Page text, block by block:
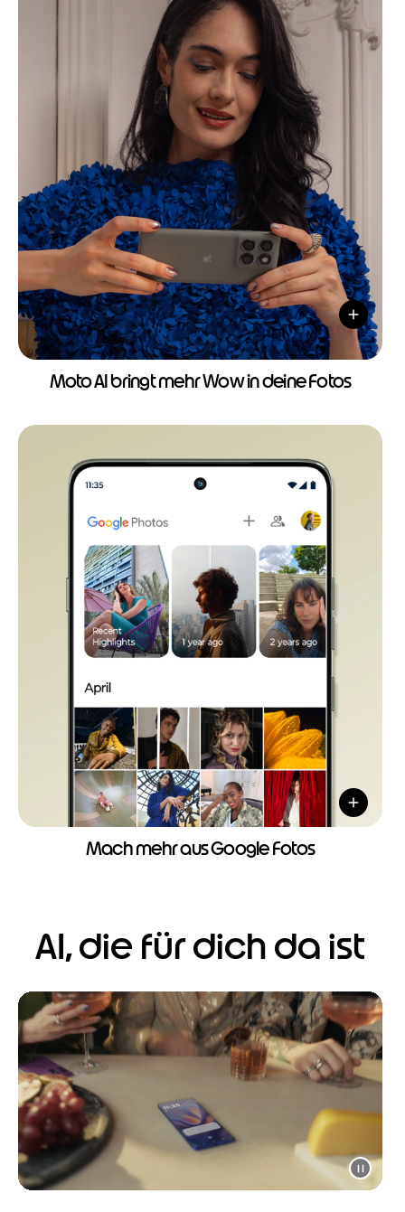
Moto AI bringt mehr Wow in deine Fotos
Mach mehr aus Google Fotos
AI, die für dich da ist